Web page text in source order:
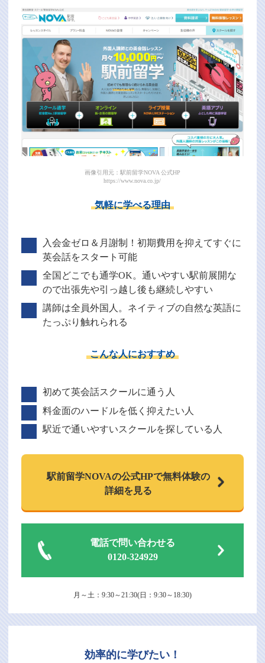
画像引用元：駅前留学NOVA 公式HP
https://www.nova.co.jp/
気軽に学べる理由
入会金ゼロ＆月謝制！初期費用を抑えてすぐに
英会話をスタート可能
全国どこでも通学OK。通いやすい駅前展開な
ので出張先や引っ越し後も継続しやすい
講師は全員外国人。ネイティブの自然な英語に
たっぷり触れられる
こんな人におすすめ
初めて英会話スクールに通う人
料金面のハードルを低く抑えたい人
駅近で通いやすいスクールを探している人
駅前留学NOVAの公式HPで無料体験の
詳細を見る
電話で問い合わせる
0120-324929
月～土：9:30～21:30(日：9:30～18:30)
効率的に学びたい！